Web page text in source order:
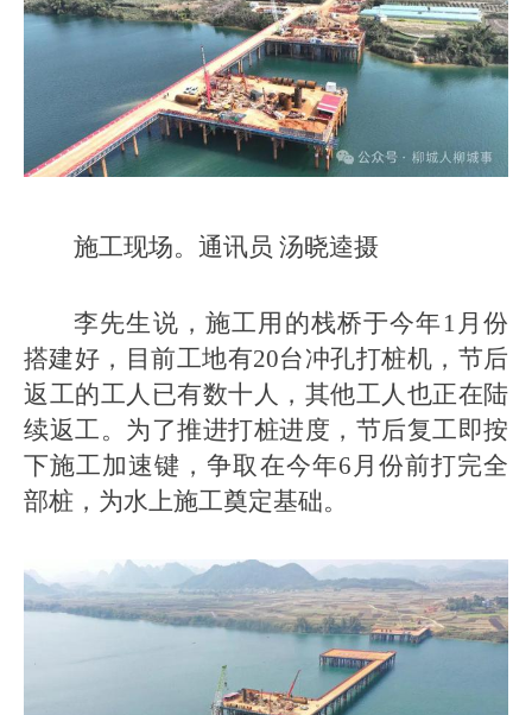
施工现场。通讯员 汤晓逵摄
李先生说，施工用的栈桥于今年1月份
搭建好，目前工地有20台冲孔打桩机，节后
返工的工人已有数十人，其他工人也正在陆
续返工。为了推进打桩进度，节后复工即按
下施工加速键，争取在今年6月份前打完全
部桩，为水上施工奠定基础。